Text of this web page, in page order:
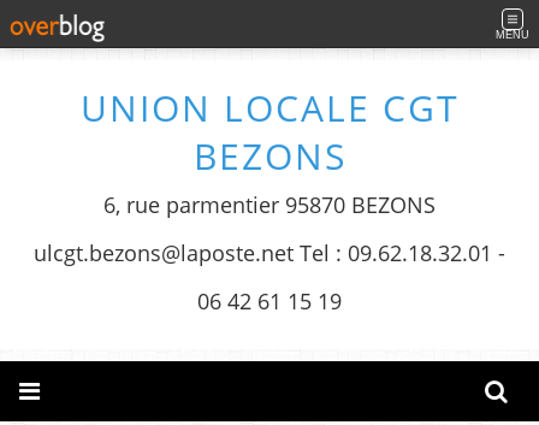
MENU
UNION LOCALE CGT
BEZONS
6, rue parmentier 95870 BEZONS
ulcgt.bezons@laposte.net Tel : 09.62.18.32.01 -
06 42 61 15 19